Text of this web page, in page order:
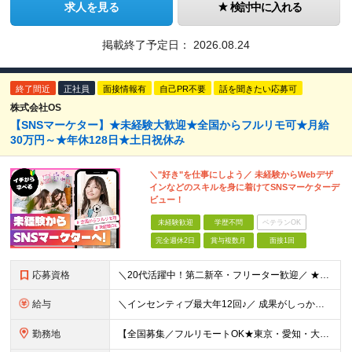
求人を見る 検討中に入れる
掲載終了予定日： 2026.08.24
終了間近 正社員 面接情報有 自己PR不要 話を聞きたい応募可
株式会社OS
【SNSマーケター】★未経験大歓迎★全国からフルリモ可★月給
30万円～★年休128日★土日祝休み
＼"好き"を仕事にしよう／ 未経験からWebデザ
インなどのスキルを身に着けてSNSマーケターデ
ビュー！
未経験歓迎 学歴不問 ベテランOK
完全週休2日 賞与複数月 面接1回
応募資格 ＼20代活躍中！第二新卒・フリーター歓迎／ ★未経験歓迎！学歴・転職回数不問★ ◎Instagram／TikTok／X／YouTubeなど、 SNSを見るのが好きな方大歓迎です♪ ＼100％ポテ
給与 ＼インセンティブ最大年12回♪／ 成果がしっかり収入に反映される給与制度です！ ■月給30万円＋インセンティブ（最大年12回） ★スキル、適性に応じて優遇 【試用期間について】 ・期間：6ヶ月 ・
勤務地 【全国募集／フルリモートOK★東京・愛知・大阪・福岡で積極採用中】 在宅勤務、または関東（東京）または中部（名古屋）、関西（大阪）九州（福岡）のプロジェクト先 ★フルリモート可（通勤不要） ★あなた